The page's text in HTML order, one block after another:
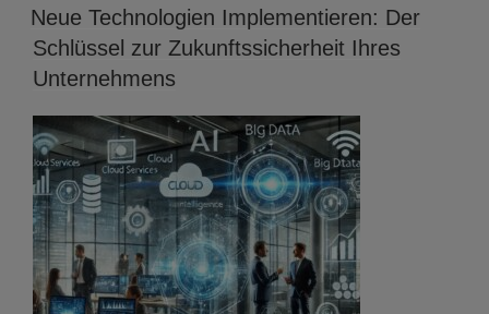
AM
Neue Technologien Implementieren: Der
Schlüssel zur Zukunftssicherheit Ihres
Unternehmens